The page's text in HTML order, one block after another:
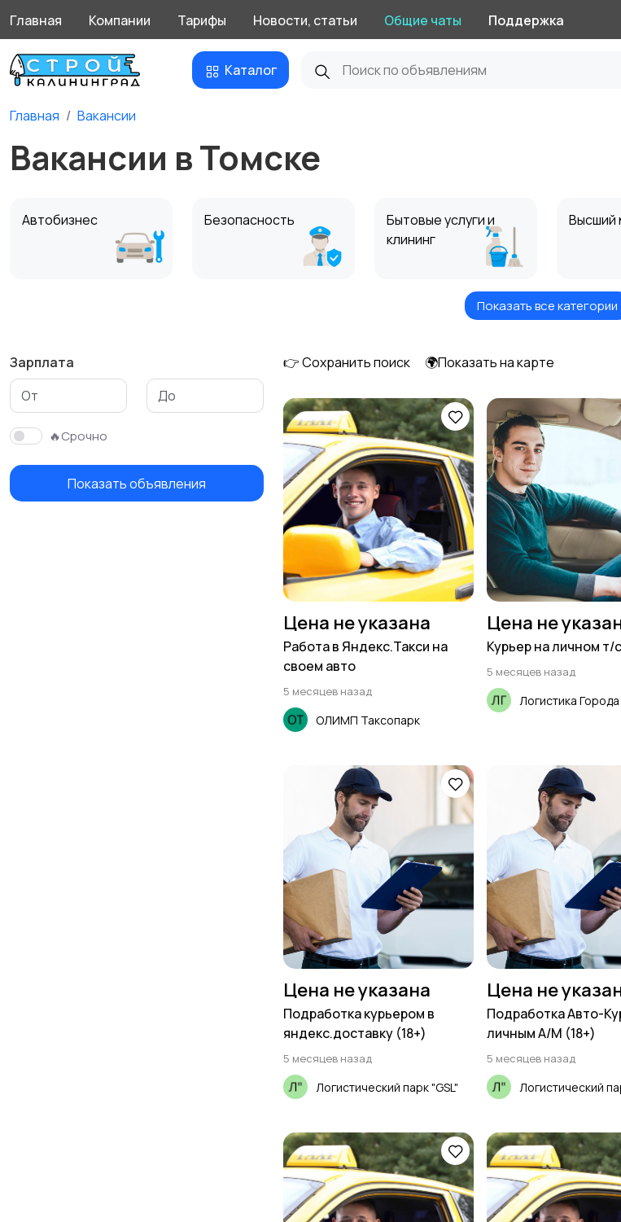
Главная Компании Тарифы Новости, статьи Общие чаты Поддержка
Каталог
Главная Вакансии
Вакансии в Томске
Автобизнес Безопасность
Бытовые услуги и
клининг
Высший
Информационные
Начало карьеры Образование и наука
Производство
Рестораны и
Сельское хозяйство Спорт
недвижимостью
Управление
Показать все категории
Зарплата
🔥Срочно
Показать объявления
👉 Сохранить поиск 🌍Показать на карте
Цена не указана
Работа в Яндекс.Такси на
своем авто
5 месяцев назад
ОЛИМП Таксопарк
Цена не
Курьер на личном т/с
5 месяцев назад
Логистика Города
Цена не указана
Подработка курьером в
яндекс.доставку (18+)
5 месяцев назад
Логистический парк "GSL"
Цена не
Подработка Авто-
личным А/М (18+)
5 месяцев назад
Логистический